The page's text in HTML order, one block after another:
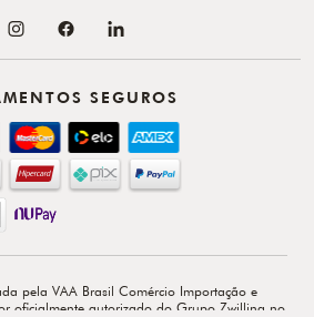
SEGUROS
pela VAA Brasil Comércio Importação e
oficialmente autorizado do Grupo Zwilling no